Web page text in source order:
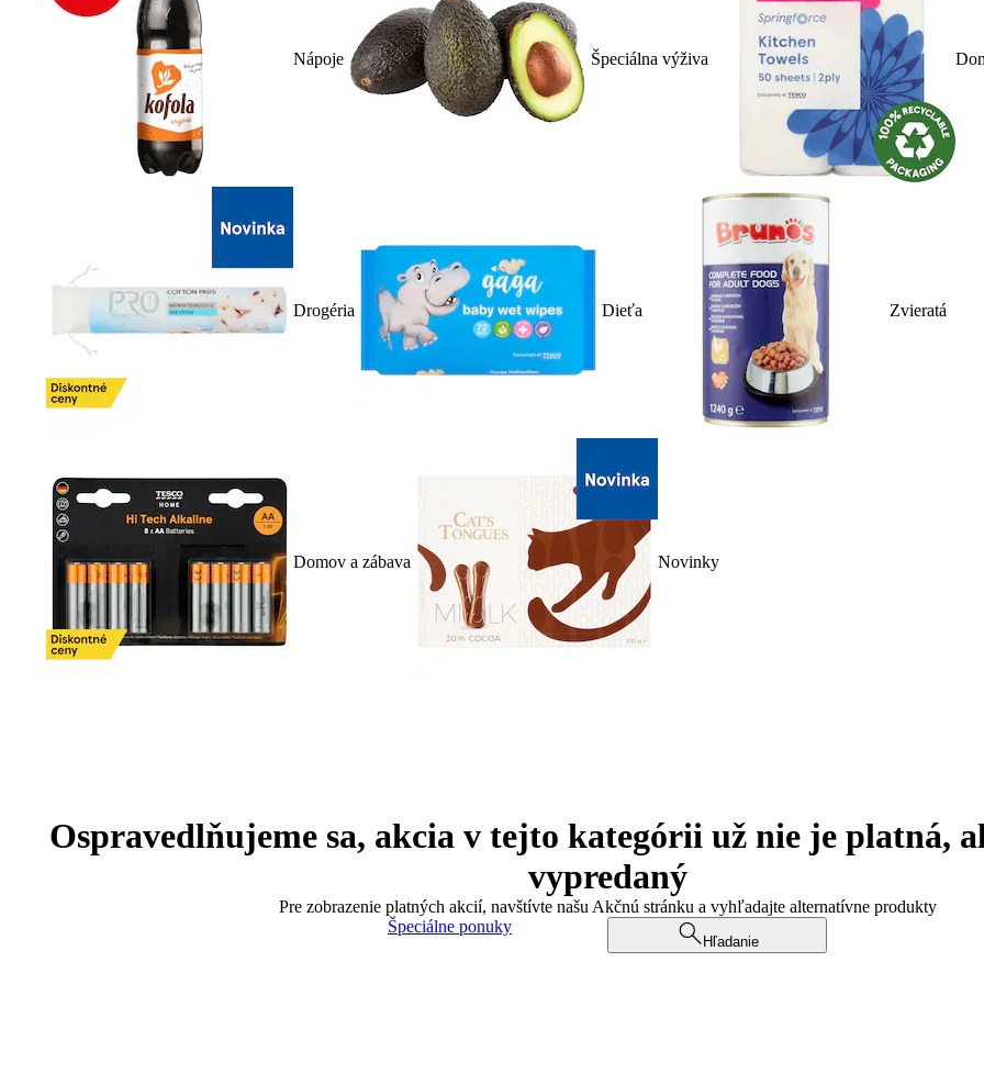
Nápoje Špeciálna výživa
Drogéria Dieťa Zvieratá
Domov a zábava Novinky
Ospravedlňujeme sa, akcia v tejto kategórii už nie je platná,
vypredaný
Pre zobrazenie platných akcií, navštívte našu Akčnú stránku a vyhľadajte alternatívne produkty
Špeciálne ponuky
Hľadanie